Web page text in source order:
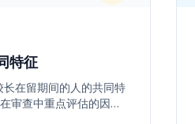
特征
长在留期间的人的共同特
审查中重点评估的因